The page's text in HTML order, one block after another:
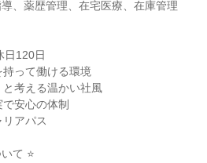
、薬歴管理、在宅医療、在庫管理
日120日
って働ける環境
考える温かい社風
安心の体制
アパス
て ⭐